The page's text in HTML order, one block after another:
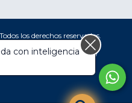
los derechos reservados.
reclamos ingresá acá. /
con inteligencia